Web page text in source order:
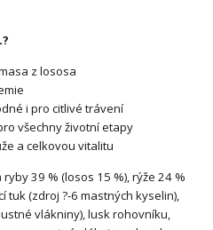
z lososa
i pro citlivé trávení
všechny životní etapy
a celkovou vitalitu
39 % (losos 15 %), rýže 24 %
tuk (zdroj ?-6 mastných kyselin),
vlákniny), lusk rohovníku,